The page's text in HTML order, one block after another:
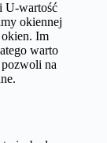
U-wartość
okiennej
okien. Im
warto
na